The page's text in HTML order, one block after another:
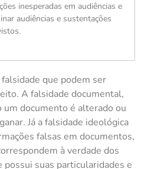
inesperadas em audiências e
audiências e sustentações
que podem ser
A falsidade documental,
documento é alterado ou
Já a falsidade ideológica
falsas em documentos,
à verdade dos
suas particularidades e